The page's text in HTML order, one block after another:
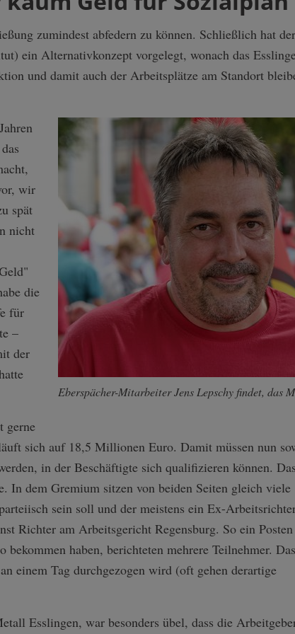
zumindest abfedern zu können. Schließlich hat der
ein Alternativkonzept vorgelegt, wonach das
und damit auch der Arbeitsplätze am Standort
Eberspächer-Mitarbeiter Jens Lepschy findet, das
wir
spät
nicht
die
für
–
der
gerne
sich auf 18,5 Millionen Euro. Damit müssen nun
in der Beschäftigte sich qualifizieren können.
In dem Gremium sitzen von beiden Seiten gleich viele
sein soll und der meistens ein Ex-
Richter am Arbeitsgericht Regensburg. So ein
haben, berichteten mehrere Teilnehmer.
einem Tag durchgezogen wird (oft gehen derartige
Esslingen, war besonders übel, dass die